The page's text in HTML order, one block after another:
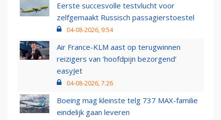
Eerste succesvolle testvlucht voor
zelfgemaakt Russisch passagierstoestel
04-08-2026, 9:54
Air France-KLM aast op terugwinnen
reizigers van ‘hoofdpijn bezorgend’
easyJet
04-08-2026, 7:26
Boeing mag kleinste telg 737 MAX-familie
eindelijk gaan leveren